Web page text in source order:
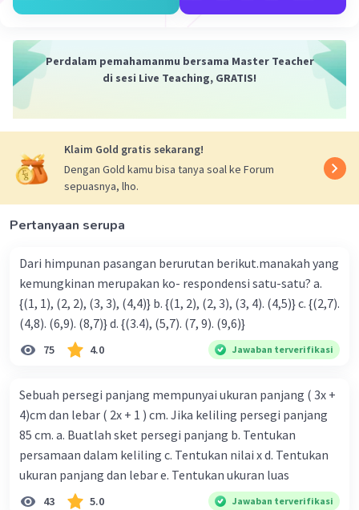
Beri Rating 5.0( Balas
Iklan
Perdalam pemahamanmu bersama Master Teacher
di sesi Live Teaching, GRATIS!
Klaim Gold gratis sekarang!
Dengan Gold kamu bisa tanya soal ke Forum
sepuasnya, lho.
Pertanyaan serupa
Dari himpunan pasangan berurutan berikut.manakah yang
kemungkinan merupakan ko- respondensi satu-satu? a.
{(1, 1), (2, 2), (3, 3), (4,4)} b. {(1, 2), (2, 3), (3, 4). (4,5)} c. {(2,7).
(4,8). (6,9). (8,7)} d. {(3.4), (5,7). (7, 9). (9,6)}
75 4.0 Jawaban terverifikasi
Sebuah persegi panjang mempunyai ukuran panjang ( 3x +
4)cm dan lebar ( 2x + 1 ) cm. Jika keliling persegi panjang
85 cm. a. Buatlah sket persegi panjang b. Tentukan
persamaan dalam keliling c. Tentukan nilai x d. Tentukan
ukuran panjang dan lebar e. Tentukan ukuran luas
43 5.0 Jawaban terverifikasi